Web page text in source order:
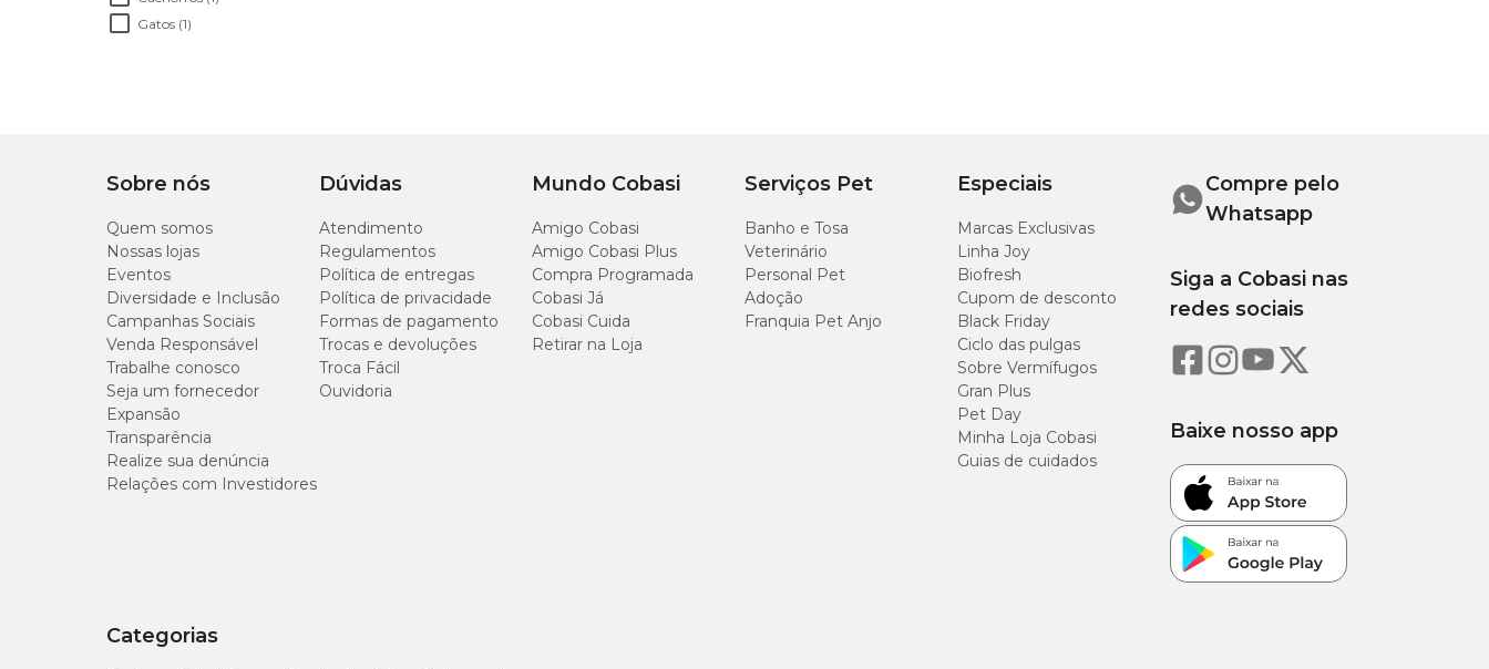
Gatos (1)
Sobre nós
Quem somos
Nossas lojas
Eventos
Diversidade e Inclusão
Campanhas Sociais
Venda Responsável
Trabalhe conosco
Seja um fornecedor
Expansão
Transparência
Realize sua denúncia
Relações com Investidores
Dúvidas
Atendimento
Regulamentos
Política de entregas
Política de privacidade
Formas de pagamento
Trocas e devoluções
Troca Fácil
Ouvidoria
Mundo Cobasi
Amigo Cobasi
Amigo Cobasi Plus
Compra Programada
Cobasi Já
Cobasi Cuida
Retirar na Loja
Serviços Pet
Banho e Tosa
Veterinário
Personal Pet
Adoção
Franquia Pet Anjo
Especiais
Marcas Exclusivas
Linha Joy
Biofresh
Cupom de desconto
Black Friday
Ciclo das pulgas
Sobre Vermífugos
Gran Plus
Pet Day
Minha Loja Cobasi
Guias de cuidados
Categorias
Compre pelo
Whatsapp
Siga a Cobasi nas
redes sociais
Baixe nosso app